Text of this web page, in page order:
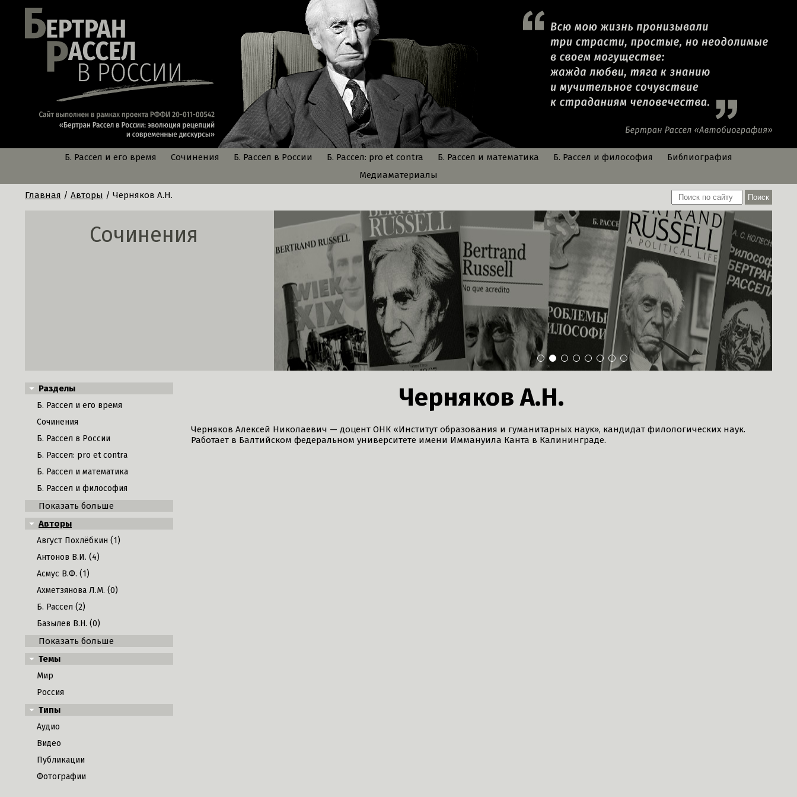
Б. Рассел и его время Сочинения Б. Рассел в России Б. Рассел: pro et contra Б. Рассел и математика Б. Рассел и философия
Библиография
Медиаматериалы
Главная / Авторы / Черняков А.Н.
Сочинения
1 6 7 8
Разделы
Б. Рассел и его время
Сочинения
Б. Рассел в России
Б. Рассел: pro et contra
Б. Рассел и математика
Б. Рассел и философия
Показать больше
Авторы
Август Похлёбкин (1)
Антонов В.И. (4)
Асмус В.Ф. (1)
Ахметзянова Л.М. (0)
Б. Рассел (2)
Базылев В.Н. (0)
Показать больше
Темы
Мир
Россия
Типы
Аудио
Видео
Публикации
Фотографии
Черняков А.Н.
Черняков Алексей Николаевич — доцент ОНК «Институт образования и гуманитарных наук», кандидат филологических наук.
Работает в Балтийском федеральном университете имени Иммануила Канта в Калининграде.